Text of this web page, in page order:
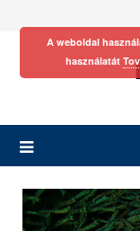
A weboldal
használatát